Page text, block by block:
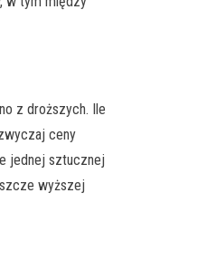
z droższych. Ile
ceny
jednej sztucznej
wyższej